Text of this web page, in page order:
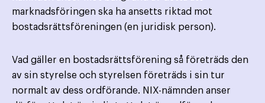
marknadsföringen ska ha ansetts riktad mot
bostadsrättsföreningen (en juridisk person).
Vad gäller en bostadsrättsförening så företräds den
av sin styrelse och styrelsen företräds i sin tur
normalt av dess ordförande. NIX-nämnden anser